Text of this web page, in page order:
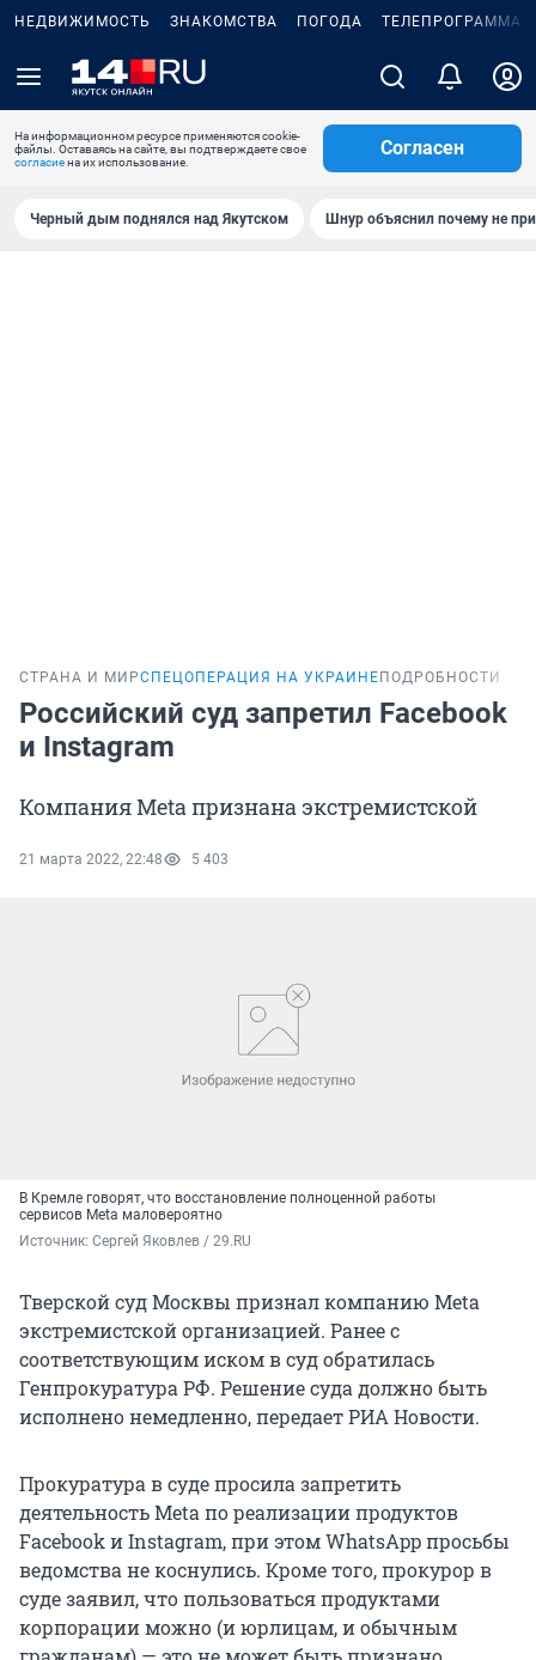
НЕДВИЖИМОСТЬ ЗНАКОМСТВА ПОГОДА ТЕЛЕПРОГРАММА
На информационном ресурсе применяются cookie-
файлы. Оставаясь на сайте, вы подтверждаете свое
согласиена их использование.
Согласен
Черный дым поднялся над Якутском Шнур объяснил почему не
СТРАНА И МИРСПЕЦОПЕРАЦИЯ НА УКРАИНЕ ПОДРОБНОСТИ
Российский суд запретил Facebook
и Instagram
Компания Meta признана экстремистской
21 марта 2022, 22:48 5 403
В Кремле говорят, что восстановление полноценной работы
сервисов Meta маловероятно
Источник: Сергей Яковлев / 29.RU
Тверской суд Москвы признал компанию Meta
экстремистской организацией. Ранее с
соответствующим иском в суд обратилась
Генпрокуратура РФ. Решение суда должно быть
исполнено немедленно, передает РИА Новости.
Прокуратура в суде просила запретить
деятельность Meta по реализации продуктов
Facebook и Instagram, при этом WhatsApp просьбы
ведомства не коснулись. Кроме того, прокурор в
суде заявил, что пользоваться продуктами
корпорации можно (и юрлицам, и обычным